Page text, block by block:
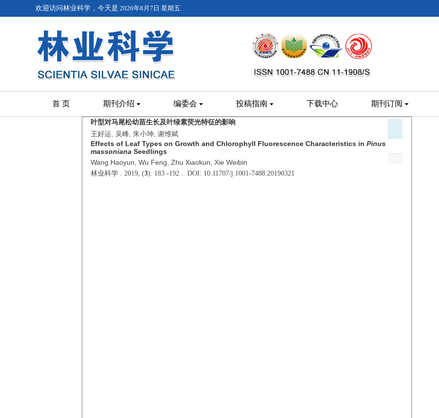
欢迎访问林业科学，今天是 2026年8月7日 星期五
首 页 期刊介绍 编委会 投稿指南 下载中心 期刊订阅
叶型对马尾松幼苗生长及叶绿素荧光特征的影响
王好运, 吴峰, 朱小坤, 谢维斌
Effects of Leaf Types on Growth and Chlorophyll Fluorescence Characteristics in Pinus
massoniana Seedlings
Wang Haoyun, Wu Feng, Zhu Xiaokun, Xie Weibin
林业科学 . 2019, (3): 183 -192 . DOI: 10.11707/j.1001-7488.20190321